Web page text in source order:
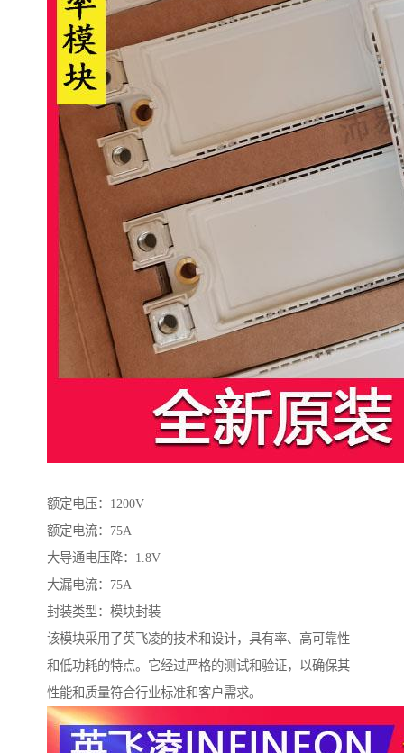
额定电压：1200V
额定电流：75A
大导通电压降：1.8V
大漏电流：75A
封装类型：模块封装
该模块采用了英飞凌的技术和设计，具有率、高可靠性
和低功耗的特点。它经过严格的测试和验证，以确保其
性能和质量符合行业标准和客户需求。